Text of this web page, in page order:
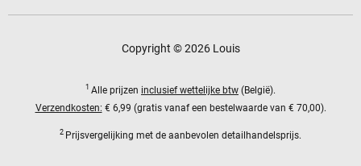
Copyright © 2026 Louis
1 Alle prijzen inclusief wettelijke btw (België).
Verzendkosten: € 6,99 (gratis vanaf een bestelwaarde van € 70,00).
2 Prijsvergelijking met de aanbevolen detailhandelsprijs.